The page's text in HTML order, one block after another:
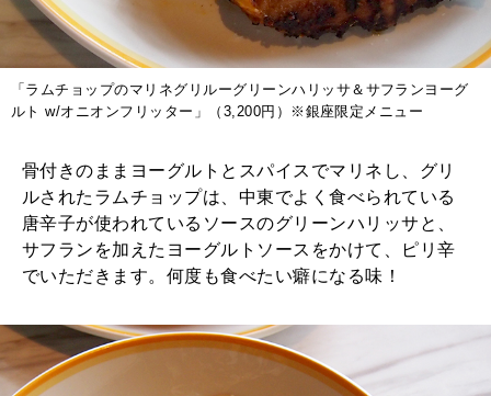
「ラムチョップのマリネグリルーグリーンハリッサ＆サフランヨーグ
ルト w/オニオンフリッター」（3,200円）※銀座限定メニュー
骨付きのままヨーグルトとスパイスでマリネし、グリ
ルされたラムチョップは、中東でよく食べられている
唐辛子が使われているソースのグリーンハリッサと、
サフランを加えたヨーグルトソースをかけて、ピリ辛
でいただきます。何度も食べたい癖になる味！